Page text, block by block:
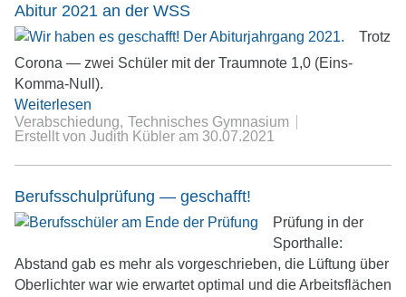
Abitur 2021 an der WSS
Trotz
Corona — zwei Schüler mit der Traumnote 1,0 (Eins-
Komma-Null).
Weiterlesen
Verabschiedung Technisches Gymnasium
Erstellt von Judith Kübler am 30.07.2021
Berufsschulprüfung — geschafft!
Prüfung in der
Sporthalle:
Abstand gab es mehr als vorgeschrieben, die Lüftung über
Oberlichter war wie erwartet optimal und die Arbeitsflächen